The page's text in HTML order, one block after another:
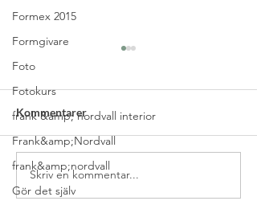
Formex 2015
Formgivare
Foto
Fotokurs
frank &amp; nordvall interior
Frank&amp;Nordvall
frank&amp;nordvall
Gör det själv
Jobb som inredare &
stylist
Kommentarer
Skriv en kommentar...